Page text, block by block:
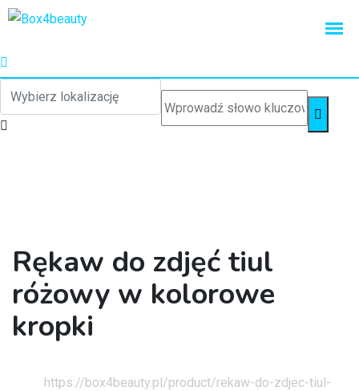
Rękaw do zdjęć tiul
różowy w kolorowe
kropki
https://box4beauty.pl/product/rekaw-do-zdjec-tiul-